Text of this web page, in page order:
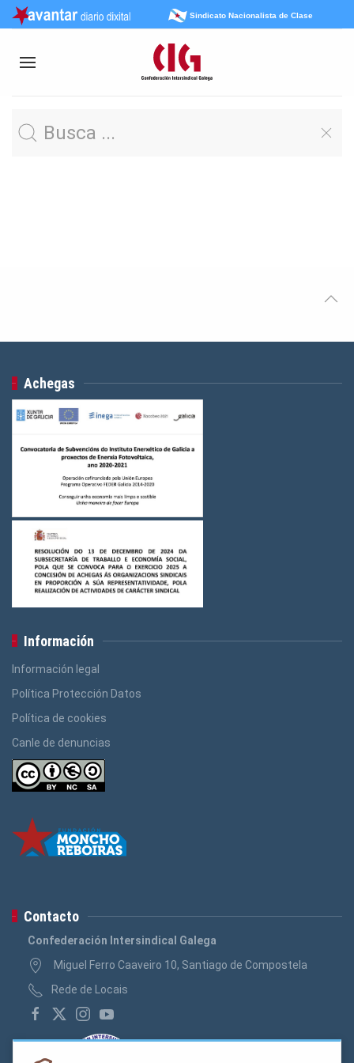
Sindicato Nacionalista de Clase
Achegas
Información
Información legal
Política Protección Datos
Política de cookies
Canle de denuncias
Contacto
Confederación Intersindical Galega
Miguel Ferro Caaveiro 10, Santiago de Compostela
Rede de Locais